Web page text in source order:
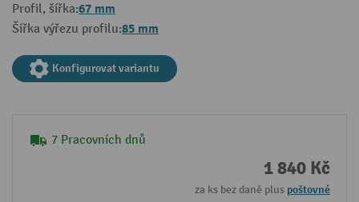
Profil, šířka:67 mm
Šířka výřezu profilu:85 mm
Konfigurovat variantu
7 Pracovních dnů
1 840 Kč
za ks bez daně plus poštovné